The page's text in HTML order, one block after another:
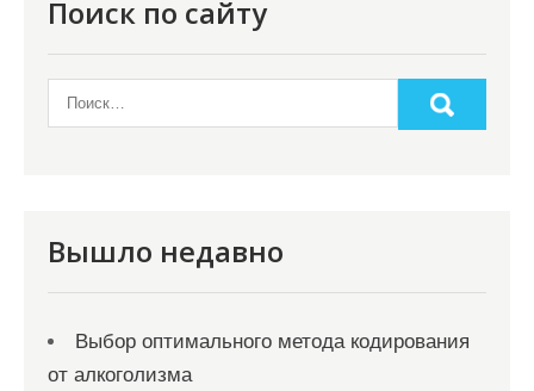
Поиск по сайту
Вышло недавно
Выбор оптимального метода кодирования
от алкоголизма